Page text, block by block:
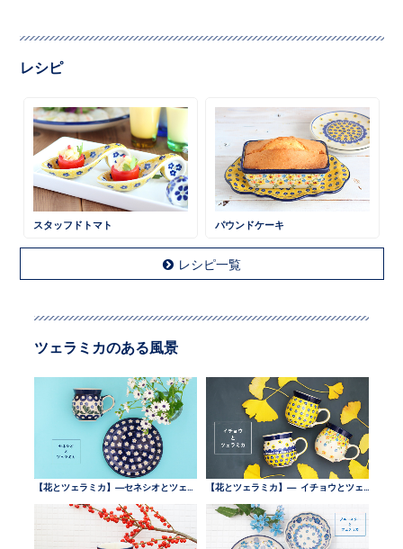
レシピ
スタッフドトマト パウンドケーキ
レシピ一覧
ツェラミカのある風景